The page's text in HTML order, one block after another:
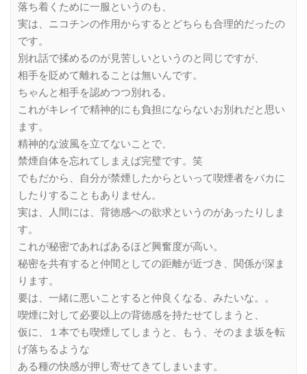
落ち着くために一服というのも、
実は、ニコチンの作用からするとどちらも合理的だったの
です。
別れ話で揉めるのが見苦しいというのと同じですが、
相手を貶めて離れることは無いんです。
ちゃんと相手を認めつつ別れる。
これがキレイで精神的にも負担にならないお別れだと思い
ます。
精神的な波風を立てないことで、
禁煙自体を忘れてしまえば完璧です。笑
でもだから、自分が禁煙したからといって喫煙者をバカに
したりすることもありません。
実は、人間には、背徳感への欲求というのがあったりしま
す。
これが秘密であればあるほど興奮度が高い。
秘密を共有すると仲間としての距離が近づき、関係が深ま
ります。
要は、一緒に悪いことすると仲良くなる、みたいな。。
喫煙に対して必要以上の背徳感を持たせてしまうと、
仮に、１本でも喫煙してしまうと、もう、そのまま坂を転
げ落ちるような
ある種の快感が押し寄せてきてしまいます。